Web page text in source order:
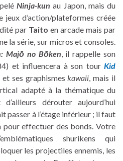
Ninja-kun au Japon, mais du
d’action/plateformes créée
par Taito en arcade mais par
la série, sur micros et consoles.
Majō no Bōken, il rappelle son
et influencera à son tour Kid
et ses graphismeskawaii, mais il
adapté à la thématique du
d’ailleurs dérouter aujourd’hui
passer à l’étage inférieur ; il faut
pour effectuer des bonds. Votre
shurikens qui
les projectiles ennemis, les